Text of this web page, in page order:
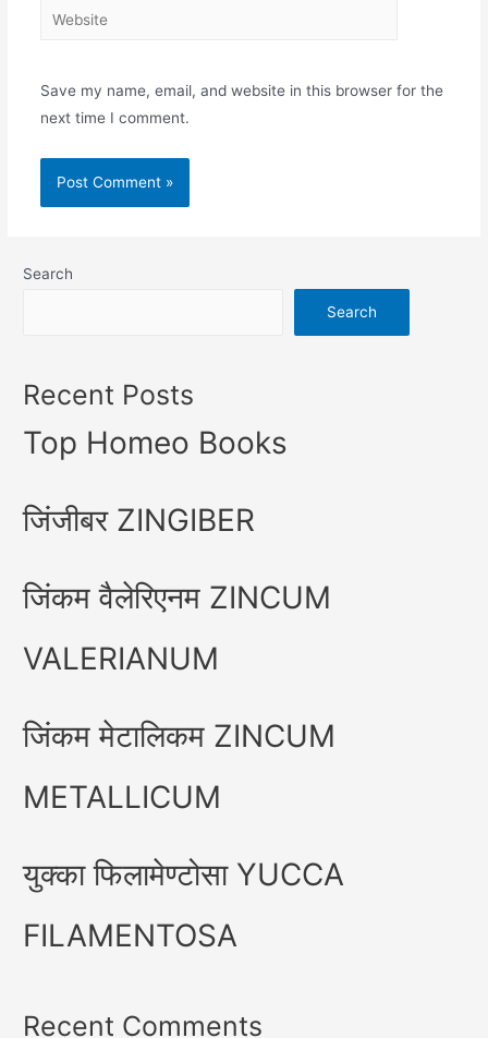
Website
Save my name, email, and website in this browser for the
next time I comment.
Search
Search
Recent Posts
Top Homeo Books
जिंजीबर ZINGIBER
जिंकम वैलेरिएनम ZINCUM
VALERIANUM
जिंकम मेटालिकम ZINCUM
METALLICUM
युक्का फिलामेण्टोसा YUCCA
FILAMENTOSA
Recent Comments